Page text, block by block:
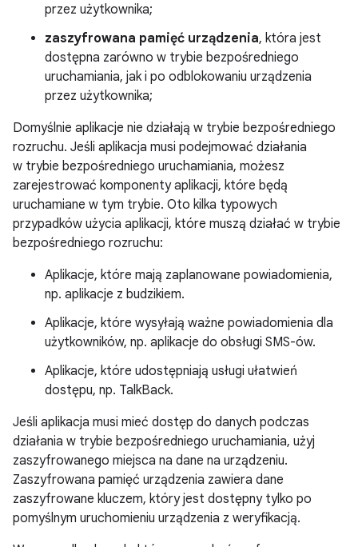
przez użytkownika;
zaszyfrowana pamięć urządzenia, która jest
dostępna zarówno w trybie bezpośredniego
uruchamiania, jak i po odblokowaniu urządzenia
przez użytkownika;
Domyślnie aplikacje nie działają w trybie bezpośredniego
rozruchu. Jeśli aplikacja musi podejmować działania
w trybie bezpośredniego uruchamiania, możesz
zarejestrować komponenty aplikacji, które będą
uruchamiane w tym trybie. Oto kilka typowych
przypadków użycia aplikacji, które muszą działać w trybie
bezpośredniego rozruchu:
Aplikacje, które mają zaplanowane powiadomienia,
np. aplikacje z budzikiem.
Aplikacje, które wysyłają ważne powiadomienia dla
użytkowników, np. aplikacje do obsługi SMS-ów.
Aplikacje, które udostępniają usługi ułatwień
dostępu, np. TalkBack.
Jeśli aplikacja musi mieć dostęp do danych podczas
działania w trybie bezpośredniego uruchamiania, użyj
zaszyfrowanego miejsca na dane na urządzeniu.
Zaszyfrowana pamięć urządzenia zawiera dane
zaszyfrowane kluczem, który jest dostępny tylko po
pomyślnym uruchomieniu urządzenia z weryfikacją.